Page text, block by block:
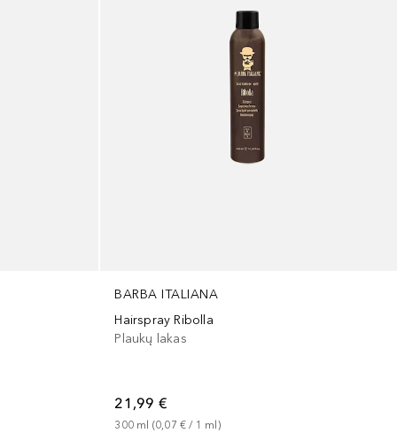
BARBA ITALIANA
Hairspray Ribolla
Plaukų lakas
21,99 €
300 ml (0,07 € / 1 ml )